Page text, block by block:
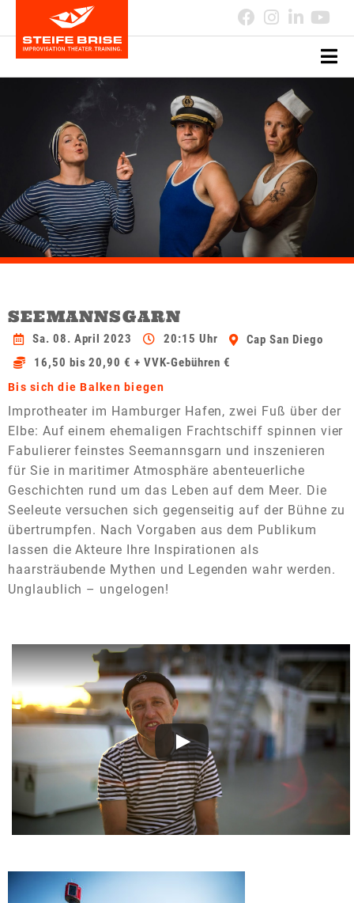
SEEMANNSGARN
Sa. 08. April 2023 20:15 Uhr
Cap San Diego
16,50 bis 20,90 € + VVK-Gebühren €
Bis sich die Balken biegen
Improtheater im Hamburger Hafen, zwei Fuß über der
Elbe: Auf einem ehemaligen Frachtschiff spinnen vier
Fabulierer feinstes Seemannsgarn und inszenieren
für Sie in maritimer Atmosphäre abenteuerliche
Geschichten rund um das Leben auf dem Meer. Die
Seeleute versuchen sich gegenseitig auf der Bühne zu
übertrumpfen. Nach Vorgaben aus dem Publikum
lassen die Akteure Ihre Inspirationen als
haarsträubende Mythen und Legenden wahr werden.
Unglaublich – ungelogen!
Dieses Video auf YouTube ansehen